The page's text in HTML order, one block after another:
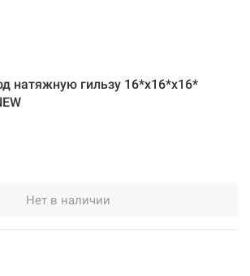
натяжную гильзу 16*х16*х16*
Нет в наличии